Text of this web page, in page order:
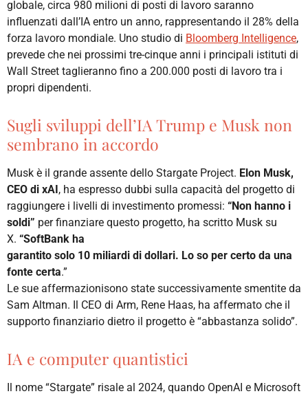
globale, circa 980 milioni di posti di lavoro saranno
influenzati dall’IA entro un anno, rappresentando il 28% della
forza lavoro mondiale. Uno studio di Bloomberg Intelligence,
prevede che nei prossimi tre-cinque anni i principali istituti di
Wall Street taglieranno fino a 200.000 posti di lavoro tra i
propri dipendenti.
Sugli sviluppi dell’IA Trump e Musk non
sembrano in accordo
Musk è il grande assente dello Stargate Project. Elon Musk,
CEO di xAI, ha espresso dubbi sulla capacità del progetto di
raggiungere i livelli di investimento promessi: “Non hanno i
soldi” per finanziare questo progetto, ha scritto Musk su
X. “SoftBank ha
garantito solo 10 miliardi di dollari. Lo so per certo da una
fonte certa.”
Le sue affermazionisono state successivamente smentite da
Sam Altman. Il CEO di Arm, Rene Haas, ha affermato che il
supporto finanziario dietro il progetto è “abbastanza solido”.
IA e computer quantistici
Il nome “Stargate” risale al 2024, quando OpenAI e Microsoft